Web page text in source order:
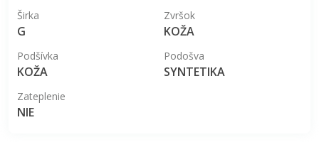
Širka
G
Zvršok
KOŽA
Podšívka
KOŽA
Podošva
SYNTETIKA
Zateplenie
NIE